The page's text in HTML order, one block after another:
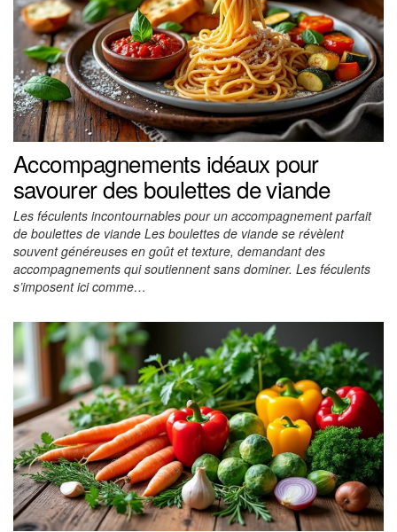
Accompagnements idéaux pour
savourer des boulettes de viande
Les féculents incontournables pour un accompagnement parfait
de boulettes de viande Les boulettes de viande se révèlent
souvent généreuses en goût et texture, demandant des
accompagnements qui soutiennent sans dominer. Les féculents
s’imposent ici comme…